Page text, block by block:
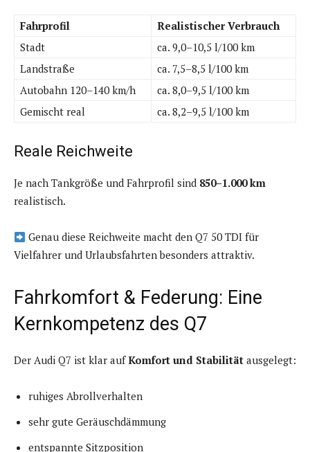
Fahrprofil
Realistischer Verbrauch
Stadt
ca. 9,0–10,5 l/100 km
Landstraße
ca. 7,5–8,5 l/100 km
Autobahn 120–140 km/h
ca. 8,0–9,5 l/100 km
Gemischt real
ca. 8,2–9,5 l/100 km
Reale Reichweite
Je nach Tankgröße und Fahrprofil sind 850–1.000 km
realistisch.
Genau diese Reichweite macht den Q7 50 TDI für
Vielfahrer und Urlaubsfahrten besonders attraktiv.
Fahrkomfort & Federung: Eine
Kernkompetenz des Q7
Der Audi Q7 ist klar aufKomfort und Stabilität ausgelegt:
ruhiges Abrollverhalten
sehr gute Geräuschdämmung
entspannte Sitzposition